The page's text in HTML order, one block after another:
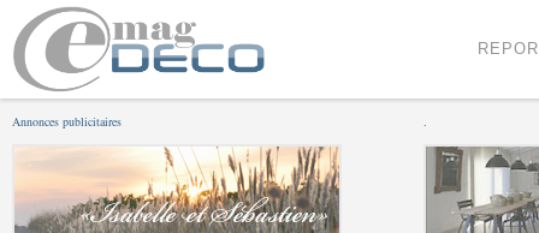
Annonces publicitaires